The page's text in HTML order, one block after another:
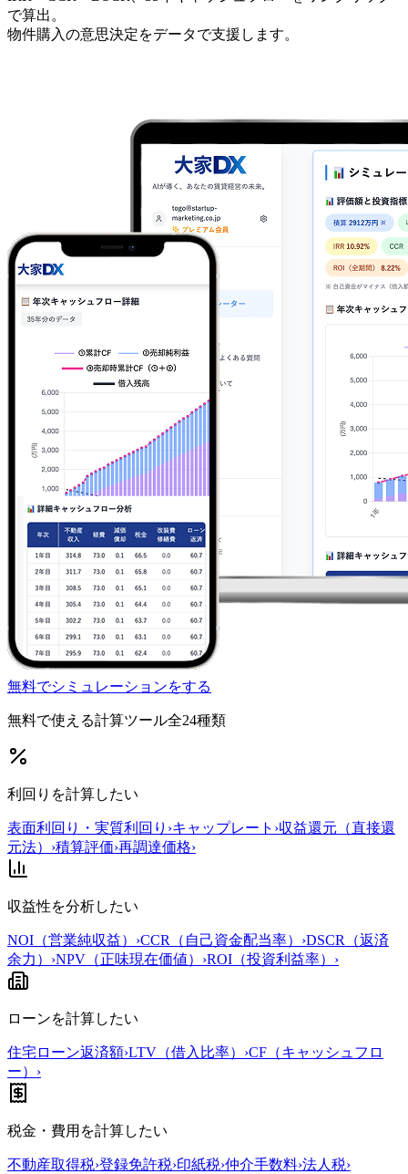
で算出。
物件購入の意思決定をデータで支援します。
無料でシミュレーションをする
無料で使える計算ツール全24種類
利回りを計算したい
表面利回り・実質利回り ›キャップレート ›収益還元（直接還
元法） ›積算評価›再調達価格›
収益性を分析したい
NOI（営業純収益） ›CCR（自己資金配当率） ›DSCR（返済
余力） ›NPV（正味現在価値） ›ROI（投資利益率） ›
ローンを計算したい
住宅ローン返済額›LTV（借入比率） ›CF（キャッシュフロ
ー） ›
税金・費用を計算したい
不動産取得税›登録免許税›印紙税›仲介手数料›法人税›